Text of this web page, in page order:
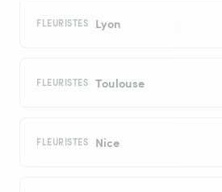
FLEURISTES Lyon
FLEURISTES Toulouse
FLEURISTES Nice